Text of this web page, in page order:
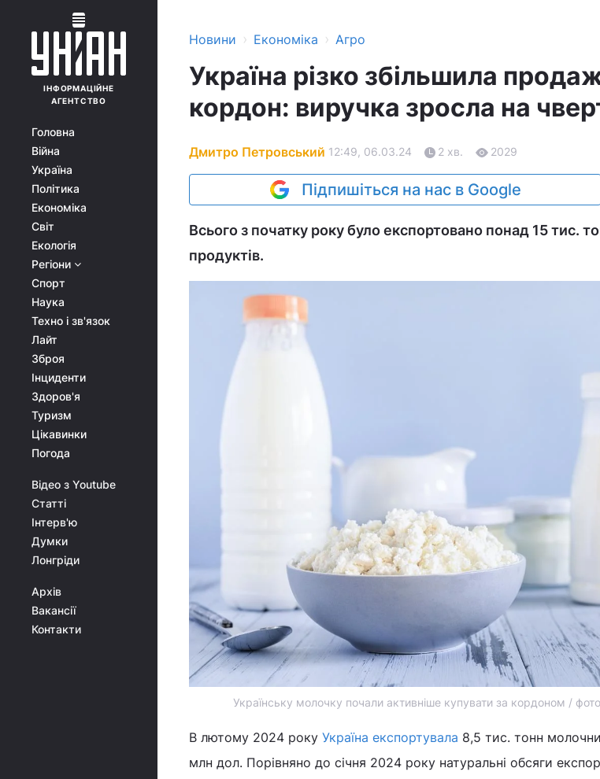
ІНФОРМАЦІЙНЕ
АГЕНТСТВО
Головна
Війна
Україна
Політика
Економіка
Світ
Екологія
Регіони
Спорт
Наука
Техно і зв'язок
Лайт
Зброя
Інциденти
Здоров'я
Туризм
Цікавинки
Погода
Відео з Youtube
Статті
Інтерв'ю
Думки
Лонгріди
Архів
Вакансії
Контакти
Новини › Економіка › Агро
Україна різко збільшила
кордон: виручка зросла на
Дмитро Петровський 12:49, 06.03.24 2 хв. 2029
Підпишіться на нас в Google
Всього з початку року було експортовано понад 15 тис.
продуктів.
Українську молочку почали активніше купувати за кордоном / фото
В лютому 2024 року Україна експортувала 8,5 тис. тонн
млн дол. Порівняно до січня 2024 року натуральні обсяги